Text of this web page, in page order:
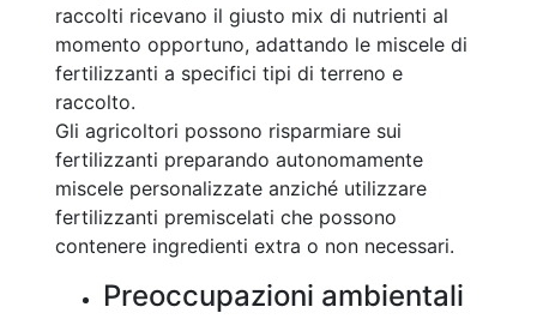
raccolti ricevano il giusto mix di nutrienti al
momento opportuno, adattando le miscele di
fertilizzanti a specifici tipi di terreno e
raccolto.
Gli agricoltori possono risparmiare sui
fertilizzanti preparando autonomamente
miscele personalizzate anziché utilizzare
fertilizzanti premiscelati che possono
contenere ingredienti extra o non necessari.
Preoccupazioni ambientali